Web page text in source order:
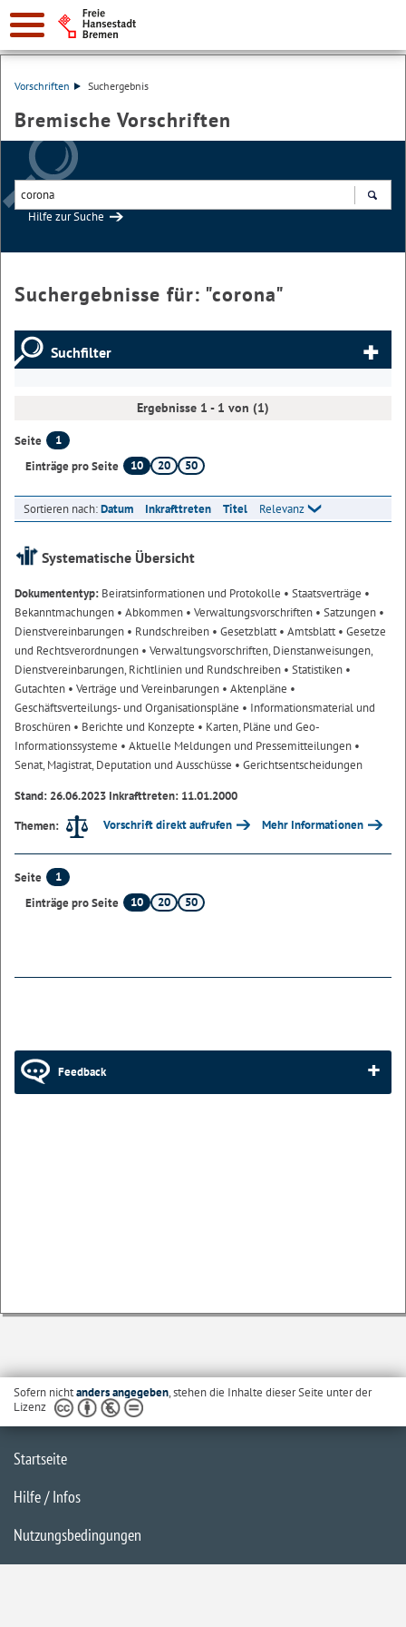
Vorschriften Suchergebnis
Bremische Vorschriften
Hilfe zur Suche
Suchergebnisse für: "corona"
Suchfilter
Ergebnisse 1 - 1 von (1)
Seite
1
Einträge pro Seite
10 20 50
Sortieren nach:Datum Inkrafttreten Titel Relevanz
Systematische Übersicht
Dokumententyp: Beiratsinformationen und Protokolle • Staatsverträge •
Bekanntmachungen • Abkommen • Verwaltungsvorschriften • Satzungen •
Dienstvereinbarungen • Rundschreiben • Gesetzblatt• Amtsblatt• Gesetze
und Rechtsverordnungen • Verwaltungsvorschriften, Dienstanweisungen,
Dienstvereinbarungen, Richtlinien und Rundschreiben • Statistiken •
Gutachten • Verträge und Vereinbarungen • Aktenpläne •
Geschäftsverteilungs- und Organisationspläne • Informationsmaterial und
Broschüren • Berichte und Konzepte • Karten, Pläne und Geo-
Informationssysteme • Aktuelle Meldungen und Pressemitteilungen •
Senat, Magistrat, Deputation und Ausschüsse • Gerichtsentscheidungen
Stand: 26.06.2023 Inkrafttreten: 11.01.2000
Themen:
Vorschrift direkt aufrufen Mehr Informationen
Seite
1
Einträge pro Seite
10 20 50
Feedback
Sofern nichtanders angegeben, stehen die Inhalte dieser Seite unter der
Lizenz
Startseite
Hilfe / Infos
Nutzungsbedingungen